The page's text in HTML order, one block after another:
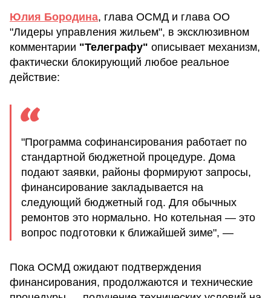
Юлия Бородина, глава ОСМД и глава ОО
"Лидеры управления жильем", в эксклюзивном
комментарии "Телеграфу" описывает механизм,
фактически блокирующий любое реальное
действие:
"Программа софинансирования работает по
стандартной бюджетной процедуре. Дома
подают заявки, районы формируют запросы,
финансирование закладывается на
следующий бюджетный год. Для обычных
ремонтов это нормально. Но котельная — это
вопрос подготовки к ближайшей зиме", —
Пока ОСМД ожидают подтверждения
финансирования, продолжаются и технические